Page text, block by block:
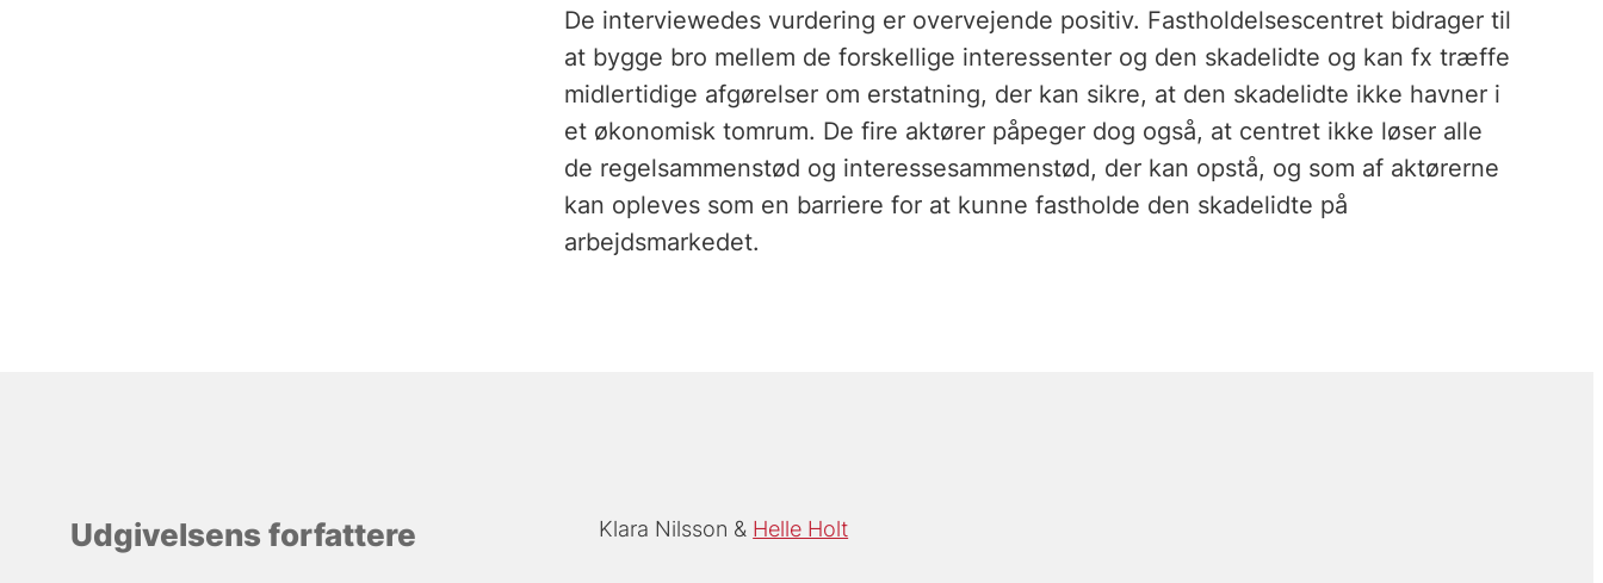
De interviewedes vurdering er overvejende positiv. Fastholdelsescentret bidrager til
at bygge bro mellem de forskellige interessenter og den skadelidte og kan fx træffe
midlertidige afgørelser om erstatning, der kan sikre, at den skadelidte ikke havner i
et økonomisk tomrum. De fire aktører påpeger dog også, at centret ikke løser alle
de regelsammenstød og interessesammenstød, der kan opstå, og som af aktørerne
kan opleves som en barriere for at kunne fastholde den skadelidte på
arbejdsmarkedet.
Udgivelsens forfattere Klara Nilsson Helle Holt